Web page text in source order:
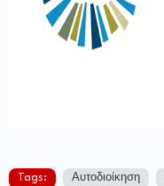
Tags: Αυτοδιοίκηση